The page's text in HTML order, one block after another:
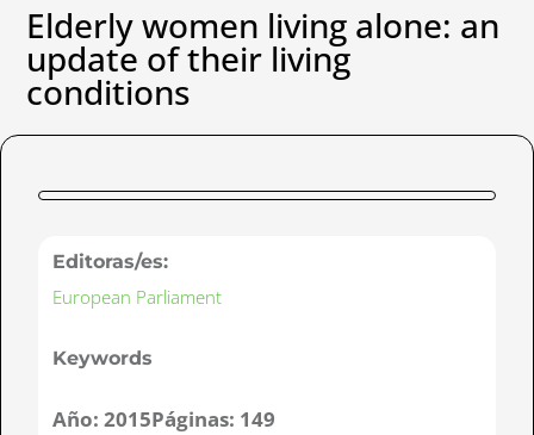
Elderly women living alone: an
update of their living
conditions
Editoras/es:
European Parliament
Keywords
Año: 2015Páginas: 149